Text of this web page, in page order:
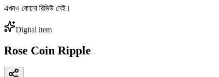
এখনও কোনো রিভিউ নেই।
Digital item
Rose Coin Ripple